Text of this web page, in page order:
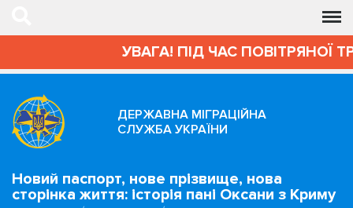
УВАГА! ПІД ЧАС ПОВІТРЯНОЇ
ДЕРЖАВНА МІГРАЦІЙНА
СЛУЖБА УКРАЇНИ
Новий паспорт, нове прізвище, нова
сторінка життя: історія пані Оксани з Криму